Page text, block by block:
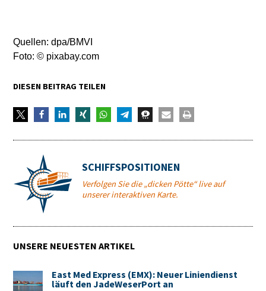
Quellen: dpa/BMVI
Foto: © pixabay.com
DIESEN BEITRAG TEILEN
SCHIFFSPOSITIONEN
Verfolgen Sie die „dicken Pötte“ live auf
unserer interaktiven Karte.
UNSERE NEUESTEN ARTIKEL
East Med Express (EMX): Neuer Liniendienst
läuft den JadeWeserPort an